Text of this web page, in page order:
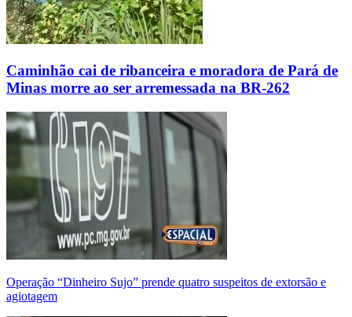
Caminhão cai de ribanceira e moradora de Pará de
Minas morre ao ser arremessada na BR-262
Operação “Dinheiro Sujo” prende quatro suspeitos de extorsão e
agiotagem